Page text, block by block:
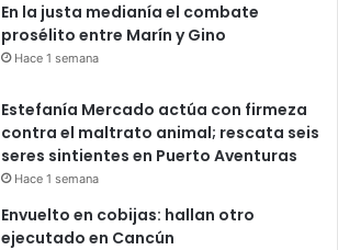
En la justa medianía el combate
prosélito entre Marín y Gino
Hace 1 semana
Estefanía Mercado actúa con firmeza
contra el maltrato animal; rescata seis
seres sintientes en Puerto Aventuras
Hace 1 semana
Envuelto en cobijas: hallan otro
ejecutado en Cancún